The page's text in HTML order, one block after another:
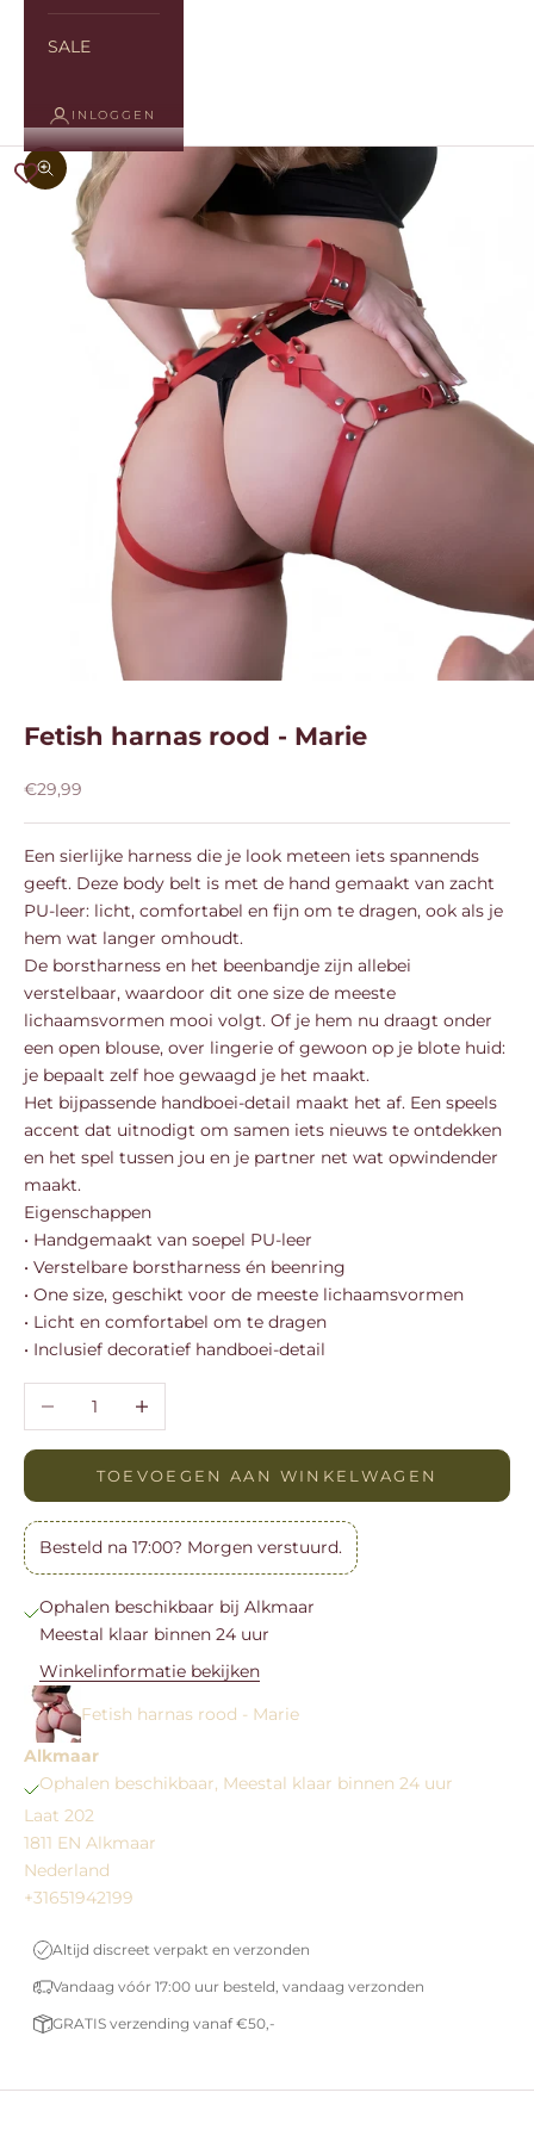
SALE
INLOGGEN
In-/uitzoomen
Fetish harnas rood - Marie
Aanbiedingsprijs
€29,99
Een sierlijke harness die je look meteen iets spannends
geeft. Deze body belt is met de hand gemaakt van zacht
PU-leer: licht, comfortabel en fijn om te dragen, ook als je
hem wat langer omhoudt.
De borstharness en het beenbandje zijn allebei
verstelbaar, waardoor dit one size de meeste
lichaamsvormen mooi volgt. Of je hem nu draagt onder
een open blouse, over lingerie of gewoon op je blote huid:
je bepaalt zelf hoe gewaagd je het maakt.
Het bijpassende handboei-detail maakt het af. Een speels
accent dat uitnodigt om samen iets nieuws te ontdekken
en het spel tussen jou en je partner net wat opwindender
maakt.
Eigenschappen
• Handgemaakt van soepel PU-leer
• Verstelbare borstharness én beenring
• One size, geschikt voor de meeste lichaamsvormen
• Licht en comfortabel om te dragen
• Inclusief decoratief handboei-detail
Aantal verlagenAantal verhogen
TOEVOEGEN AAN WINKELWAGEN
Besteld na 17:00? Morgen verstuurd.
Ophalen beschikbaar bij Alkmaar
Meestal klaar binnen 24 uur
Winkelinformatie bekijken
Fetish harnas rood - Marie
Alkmaar
Ophalen beschikbaar, Meestal klaar binnen 24 uur
Laat 202
1811 EN Alkmaar
Nederland
+31651942199
Altijd discreet verpakt en verzonden
Vandaag vóór 17:00 uur besteld, vandaag verzonden
GRATIS verzending vanaf €50,-